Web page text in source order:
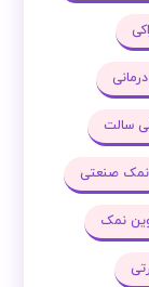
سالت
نمک صنعتی
نمک